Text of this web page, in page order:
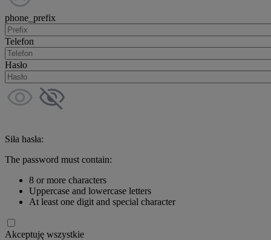
phone_prefix
Telefon
Hasło
Siła hasła:
The password must contain:
8 or more characters
Uppercase and lowercase letters
At least one digit and special character
Akceptuję wszystkie